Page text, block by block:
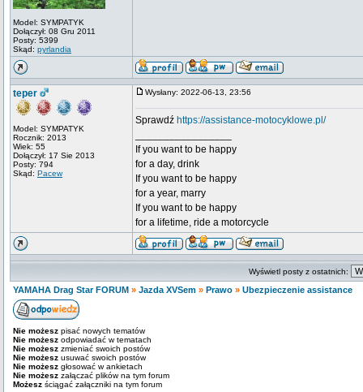
Model: SYMPATYK
Dołączył: 08 Gru 2011
Posty: 5399
Skąd: pyrlandia
teper
Model: SYMPATYK
Rocznik: 2013
Wiek: 55
Dołączył: 17 Sie 2013
Posty: 794
Skąd: Pacew
Wysłany: 2022-06-13, 23:56
Sprawdź https://assistance-motocyklowe.pl/
If you want to be happy
for a day, drink
If you want to be happy
for a year, marry
If you want to be happy
for a lifetime, ride a motorcycle
Wyświetl posty z ostatnich:
YAMAHA Drag Star FORUM » Jazda XVSem » Prawo » Ubezpieczenie assistance
Nie możesz pisać nowych tematów
Nie możesz odpowiadać w tematach
Nie możesz zmieniać swoich postów
Nie możesz usuwać swoich postów
Nie możesz głosować w ankietach
Nie możesz załączać plików na tym forum
Możesz ściągać załączniki na tym forum